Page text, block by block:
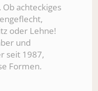
achteckiges
oder Lehne!
und
seit 1987,
Formen.